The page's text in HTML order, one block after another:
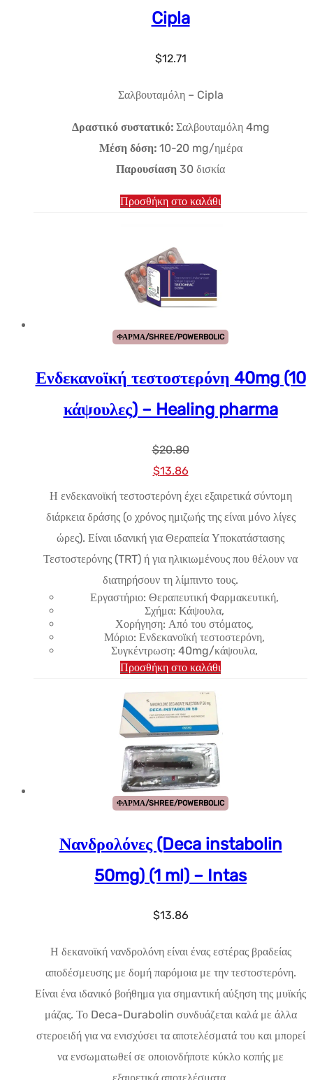
Cipla
$12.71
Σαλβουταμόλη – Cipla
Δραστικό συστατικό:Σαλβουταμόλη 4mg
Μέση δόση:10-20 mg/ημέρα
Παρουσίαση 30 δισκία
Προσθήκη στο καλάθι
ΦΑΡΜΑ/SHREE/POWERBOLIC
Ενδεκανοϊκή τεστοστερόνη 40mg (10
κάψουλες) – Healing pharma
$20.80
Αρχική
τιμή:
$20.80.
$13.86Η
τρέχουσα
τιμή
είναι:
$13.86.
Η ενδεκανοϊκή τεστοστερόνη έχει εξαιρετικά σύντομη
διάρκεια δράσης (ο χρόνος ημιζωής της είναι μόνο λίγες
ώρες). Είναι ιδανική για Θεραπεία Υποκατάστασης
Τεστοστερόνης (TRT) ή για ηλικιωμένους που θέλουν να
διατηρήσουν τη λίμπιντο τους.
Εργαστήριο: Θεραπευτική Φαρμακευτική,
Σχήμα: Κάψουλα,
Χορήγηση: Από του στόματος,
Μόριο: Ενδεκανοϊκή τεστοστερόνη,
Συγκέντρωση: 40mg/κάψουλα,
Προσθήκη στο καλάθι
ΦΑΡΜΑ/SHREE/POWERBOLIC
Νανδρολόνες (Deca instabolin
50mg) (1 ml) – Intas
$13.86
Η δεκανοϊκή νανδρολόνη είναι ένας εστέρας βραδείας
αποδέσμευσης με δομή παρόμοια με την τεστοστερόνη.
Είναι ένα ιδανικό βοήθημα για σημαντική αύξηση της μυϊκής
μάζας. Το Deca-Durabolin συνδυάζεται καλά με άλλα
στεροειδή για να ενισχύσει τα αποτελέσματά του και μπορεί
να ενσωματωθεί σε οποιονδήποτε κύκλο κοπής με